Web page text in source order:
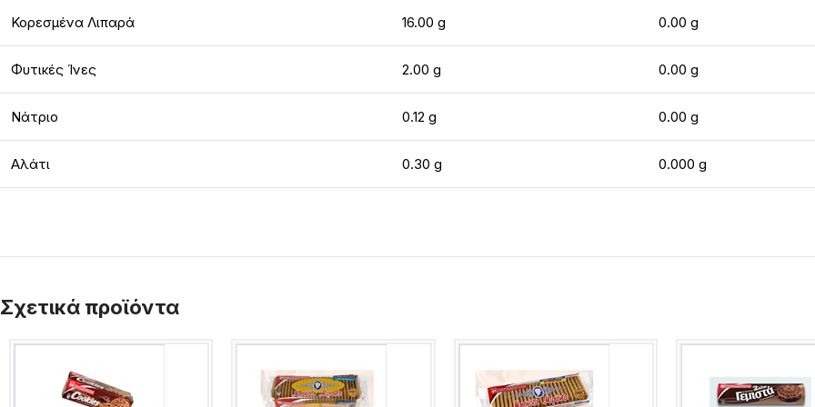
Κορεσμένα Λιπαρά 16.00 g 0.00 g
Φυτικές Ίνες 2.00 g 0.00 g
Νάτριο 0.12 g 0.00 g
Αλάτι 0.30 g 0.000 g
Σχετικά προϊόντα